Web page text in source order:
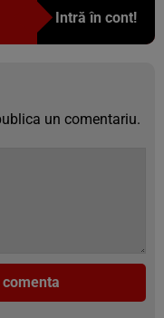
Intră în cont!
un comentariu.